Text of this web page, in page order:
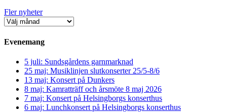
Fler nyheter
Evenemang
5 juli: Sundsgårdens garnmarknad
25 maj: Musiklinjen slutkonserter 25/5-8/6
13 maj: Konsert på Dunkers
8 maj: Kamratträff och årsmöte 8 maj 2026
7 maj: Konsert på Helsingborgs konserthus
6 maj: Lunchkonsert på Helsingborgs konserthus